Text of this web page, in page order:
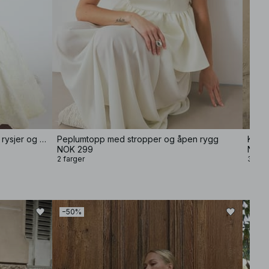
Minikjole i jacquard med paljetter, rysjer og hofter
Peplumtopp med stropper og åpen rygg
NOK 299
2 farger
Kort
NOK
3
−50%